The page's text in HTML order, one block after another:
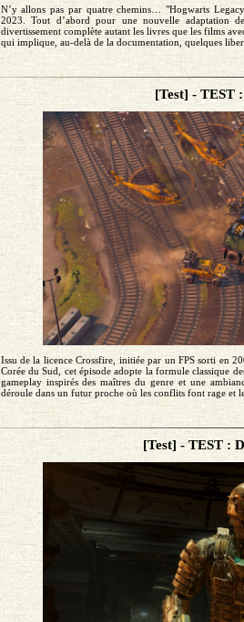
N’y allons pas par quatre chemins… "Hogwarts
2023. Tout d’abord pour une nouvelle adaptation
divertissement complète autant les livres que les films
qui implique, au-delà de la documentation, quelques
[Test] - TEST
Issu de la licence Crossfire, initiée par un FPS sorti en
Corée du Sud, cet épisode adopte la formule classique
gameplay inspirés des maîtres du genre et une
déroule dans un futur proche où les conflits font rage et le
[Test] - TEST :